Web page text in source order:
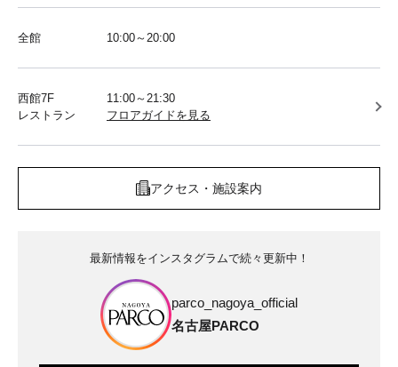
全館 10:00～20:00
西館7F
レストラン
11:00～21:30
フロアガイドを見る
アクセス・施設案内
最新情報をインスタグラムで続々更新中！
parco_nagoya_official
名古屋PARCO